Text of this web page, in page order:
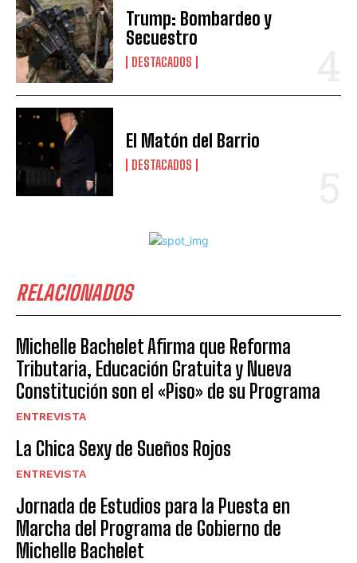
Trump: Bombardeo y
Secuestro
DESTACADOS
El Matón del Barrio
DESTACADOS
RELACIONADOS
Michelle Bachelet Afirma que Reforma
Tributaria, Educación Gratuita y Nueva
Constitución son el «Piso» de su Programa
ENTREVISTA
La Chica Sexy de Sueños Rojos
ENTREVISTA
Jornada de Estudios para la Puesta en
Marcha del Programa de Gobierno de
Michelle Bachelet